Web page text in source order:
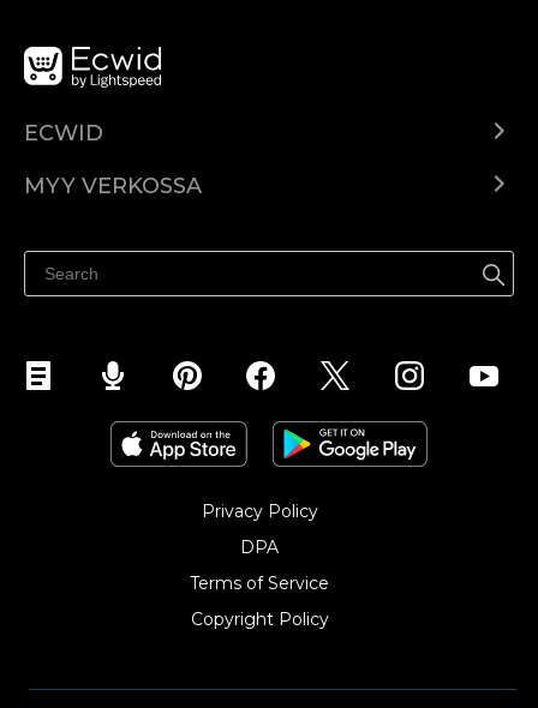
ECWID
Hinnoittelu
MYY VERKOSSA
Myy Facebookissa
Myy Instagramissa
Privacy Policy
DPA
Terms of Service
Copyright Policy‎